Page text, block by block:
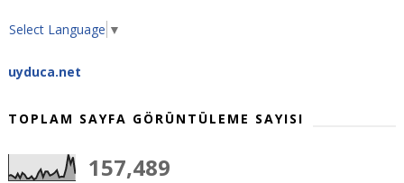
Select Language ▼
uyduca.net
TOPLAM SAYFA GÖRÜNTÜLEME SAYISI
157,489